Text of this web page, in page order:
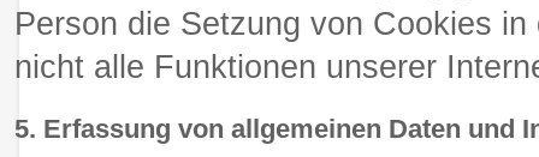
Person die Setzung von Cookies
nicht alle Funktionen unserer
5. Erfassung von allgemeinen Daten und